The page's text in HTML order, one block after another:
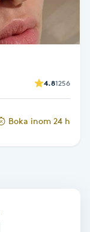
4.81256
Boka inom 24 h